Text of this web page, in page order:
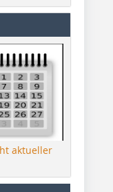
aktueller